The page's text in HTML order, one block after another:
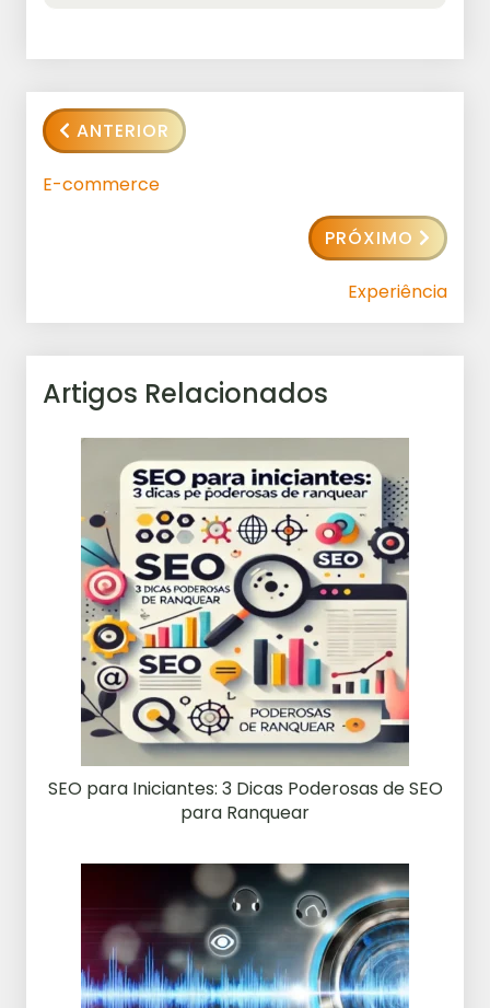
ANTERIOR
E-commerce
PRÓXIMO
Experiência
Artigos Relacionados
SEO para Iniciantes: 3 Dicas Poderosas de SEO
para Ranquear